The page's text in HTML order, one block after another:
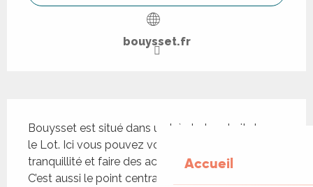
Accueil
bouysset.fr
Bouysset est situé dans un très bel endroit dans
le Lot. Ici vous pouvez vous reposer, profiter de la
tranquillité et faire des activités en même temps.
C’est aussi le point central idéal pour visiter les